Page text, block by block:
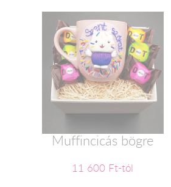
Muffincicás bögre
11 600 Ft-tól